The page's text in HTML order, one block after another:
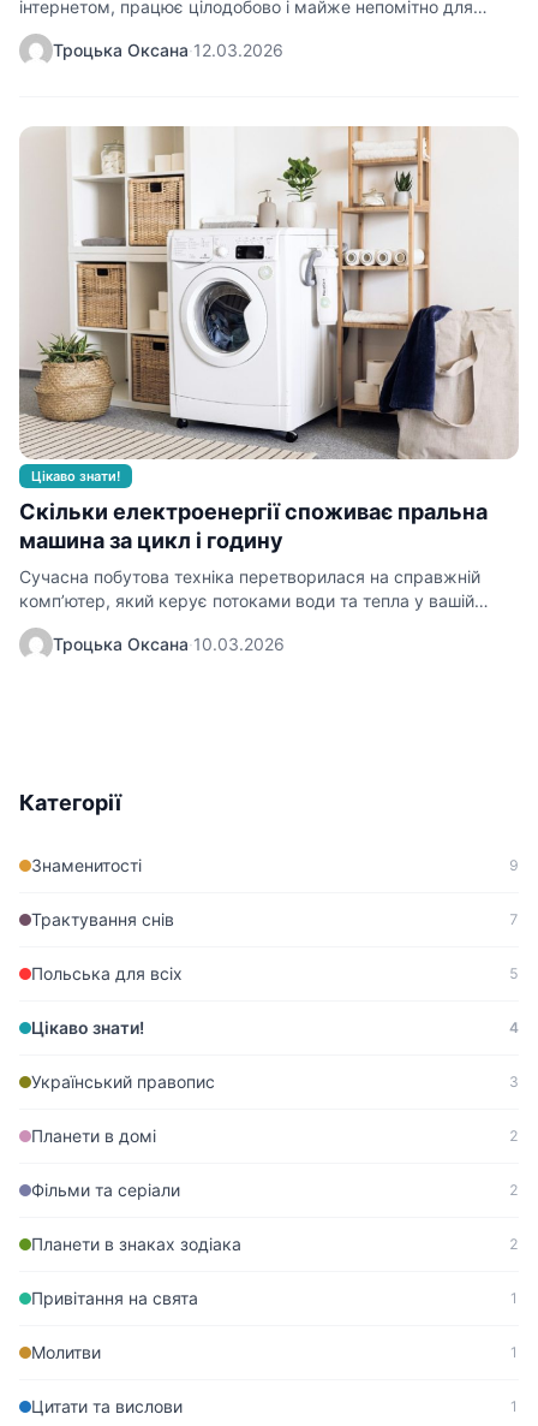
інтернетом, працює цілодобово і майже непомітно для
бюджету. Розуміння реальних цифр…
Троцька Оксана·12.03.2026
Цікаво знати!
Скільки електроенергії споживає пральна
машина за цикл і годину
Сучасна побутова техніка перетворилася на справжній
комп’ютер, який керує потоками води та тепла у вашій
ванній кімнаті. Розуміння…
Троцька Оксана·10.03.2026
Категорії
Знаменитості 9
Трактування снів 7
Польська для всіх 5
Цікаво знати! 4
Український правопис 3
Планети в домі 2
Фільми та серіали 2
Планети в знаках зодіака 2
Привітання на свята 1
Молитви 1
Цитати та вислови 1